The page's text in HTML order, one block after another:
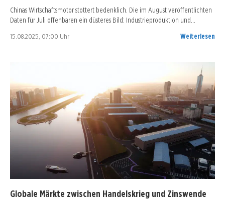
Chinas Wirtschaftsmotor stottert bedenklich. Die im August veröffentlichten
Daten für Juli offenbaren ein düsteres Bild: Industrieproduktion und…
15.08.2025, 07:00 Uhr Weiterlesen
Globale Märkte zwischen Handelskrieg und Zinswende